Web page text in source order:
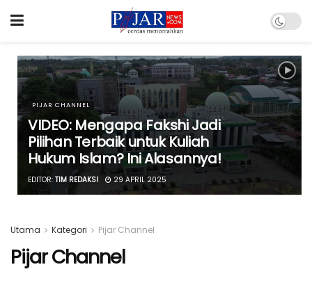
PIJAR CHANNEL
VIDEO: Mengapa Fakshi Jadi
Pilihan Terbaik untuk Kuliah
Hukum Islam? Ini Alasannya!
EDITOR: TIM REDAKSI 29 APRIL 2025
Utama Kategori Pijar Channel
Pijar Channel